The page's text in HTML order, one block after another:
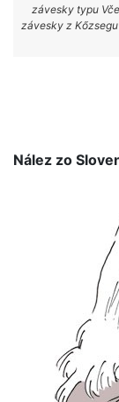
závesky typu
závesky z
Nález zo